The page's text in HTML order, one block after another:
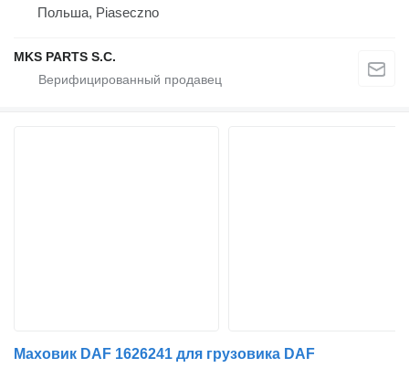
Польша, Piaseczno
MKS PARTS S.C.
Маховик DAF 1626241 для грузовика DAF